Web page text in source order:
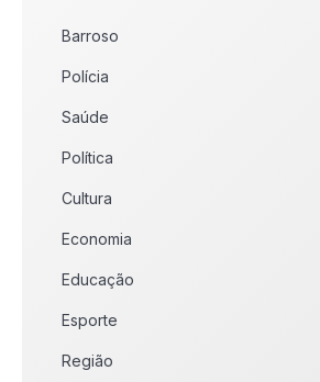
Barroso
Polícia
Saúde
Política
Cultura
Economia
Educação
Esporte
Região